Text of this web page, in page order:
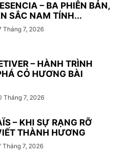
– BA PHIÊN BẢN,
SẮC NAM TÍNH...
Tháng 7, 2026
– HÀNH TRÌNH
CỎ HƯƠNG BÀI
Tháng 7, 2026
– KHI SỰ RẠNG RỠ
THÀNH HƯƠNG
Tháng 7, 2026